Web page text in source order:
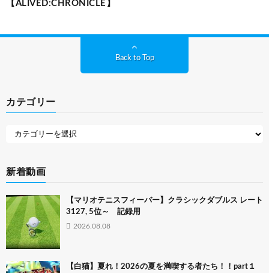
【ALIVED:CHRONICLE】
Back to Top
カテゴリー
新着動画
【マリオテニスフィーバー】クラシックダブルス レート
3127, 5位～ 記録用
2026.08.08
【白猫】夏れ！2026の夏を満喫する者たち！！part１